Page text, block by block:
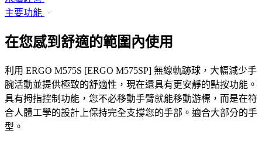
主要功能
在您感到舒適的範圍內使用
利用 ERGO M575S [ERGO M575SP] 無線軌跡球，大幅減少手
腕活動並提供極致的舒適性，現在還具有更安靜的點按功能。
具有拇指控制功能，您不必移動手臂就能移動游標，而是在符
合人體工學的設計上保持完全支撐您的手部。適合大部分的手
型。